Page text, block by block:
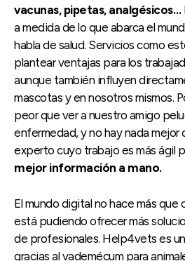
vacunas, pipetas, analgésicos…
a medida de lo que abarca el
habla de salud. Servicios como
plantear ventajas para los
aunque también influyen
mascotas y en nosotros mismos.
peor que ver a nuestro amigo
enfermedad, y no hay nada mejor
experto cuyo trabajo es más ágil
mejor información a mano.
El mundo digital no hace más que
está pudiendo ofrecer más
de profesionales. Help4vets es
gracias al vademécum para